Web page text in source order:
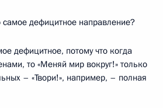
самое дефицитное направление?
дефицитное, потому что когда
то «Меняй мир вокруг!» только
– «Твори!», например, – полная